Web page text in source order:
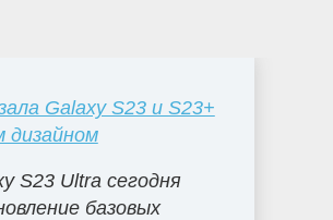
Galaxy S23 и S23+
дизайном
S23 Ultra сегодня
базовых